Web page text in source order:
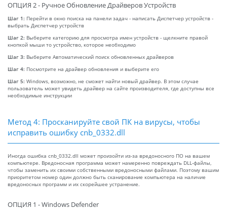
ОПЦИЯ 2 - Ручное Обновление Драйверов Устройств
Шаг 1: Перейти в окно поиска на панели задач - написать Диспетчер устройств -
выбрать Диспетчер устройств
Шаг 2: Выберите категорию для просмотра имен устройств - щелкните правой
кнопкой мыши то устройство, которое необходимо
Шаг 3: Выберите Автоматический поиск обновленных драйверов
Шаг 4: Посмотрите на драйвер обновления и выберите его
Шаг 5: Windows, возможно, не сможет найти новый драйвер. В этом случае
пользователь может увидеть драйвер на сайте производителя, где доступны все
необходимые инструкции
Метод 4: Просканируйте свой ПК на вирусы, чтобы
исправить ошибку cnb_0332.dll
Иногда ошибка cnb_0332.dll может произойти из-за вредоносного ПО на вашем
компьютере. Вредоносная программа может намеренно повреждать DLL-файлы,
чтобы заменить их своими собственными вредоносными файлами. Поэтому вашим
приоритетом номер один должно быть сканирование компьютера на наличие
вредоносных программ и их скорейшее устранение.
ОПЦИЯ 1 - Windows Defender